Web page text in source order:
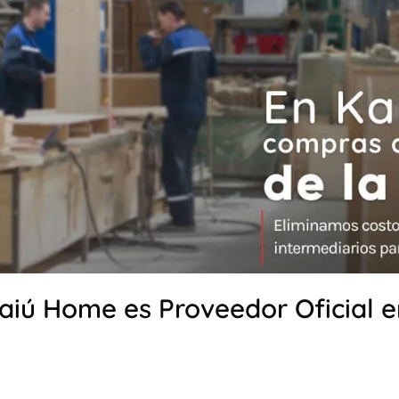
Home es Proveedor Oficial